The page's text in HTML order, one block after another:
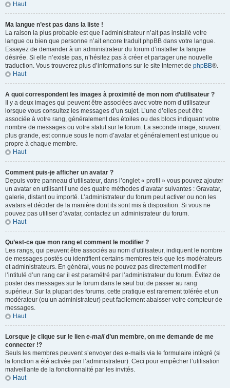
Haut
Ma langue n’est pas dans la liste !
La raison la plus probable est que l’administrateur n’ait pas installé votre
langue ou bien que personne n’ait encore traduit phpBB dans votre langue.
Essayez de demander à un administrateur du forum d’installer la langue
désirée. Si elle n’existe pas, n’hésitez pas à créer et partager une nouvelle
traduction. Vous trouverez plus d’informations sur le site Internet de phpBB®.
Haut
A quoi correspondent les images à proximité de mon nom d’utilisateur ?
Il y a deux images qui peuvent être associées avec votre nom d’utilisateur
lorsque vous consultez les messages d’un sujet. L’une d’elles peut être
associée à votre rang, généralement des étoiles ou des blocs indiquant votre
nombre de messages ou votre statut sur le forum. La seconde image, souvent
plus grande, est connue sous le nom d’avatar et généralement est unique ou
propre à chaque membre.
Haut
Comment puis-je afficher un avatar ?
Depuis votre panneau d’utilisateur, dans l’onglet « profil » vous pouvez ajouter
un avatar en utilisant l’une des quatre méthodes d’avatar suivantes : Gravatar,
galerie, distant ou importé. L’administrateur du forum peut activer ou non les
avatars et décider de la manière dont ils sont mis à disposition. Si vous ne
pouvez pas utiliser d’avatar, contactez un administrateur du forum.
Haut
Qu’est-ce que mon rang et comment le modifier ?
Les rangs, qui peuvent être associés au nom d’utilisateur, indiquent le nombre
de messages postés ou identifient certains membres tels que les modérateurs
et administrateurs. En général, vous ne pouvez pas directement modifier
l’intitulé d’un rang car il est paramétré par l’administrateur du forum. Évitez de
poster des messages sur le forum dans le seul but de passer au rang
supérieur. Sur la plupart des forums, cette pratique est rarement tolérée et un
modérateur (ou un administrateur) peut facilement abaisser votre compteur de
messages.
Haut
Lorsque je clique sur le lien e-maild’un membre, on me demande de me
connecter !?
Seuls les membres peuvent s’envoyer des e-mails via le formulaire intégré (si
la fonction a été activée par l’administrateur). Ceci pour empêcher l’utilisation
malveillante de la fonctionnalité par les invités.
Haut